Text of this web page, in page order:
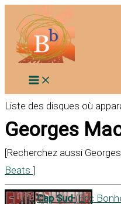
contenu
Liste des disques où
Georges
[Recherchez aussi
Beats ]
Cap Sud(Eric